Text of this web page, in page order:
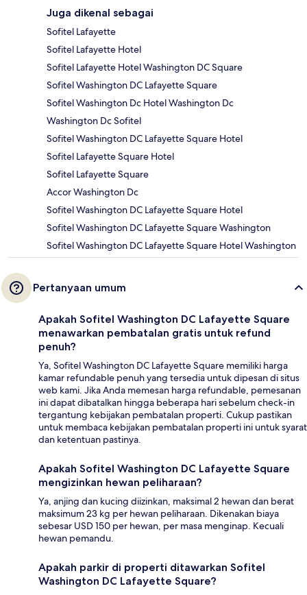
Juga dikenal sebagai
Sofitel Lafayette
Sofitel Lafayette Hotel
Sofitel Lafayette Hotel Washington DC Square
Sofitel Washington DC Lafayette Square
Sofitel Washington Dc Hotel Washington Dc
Washington Dc Sofitel
Sofitel Washington DC Lafayette Square Hotel
Sofitel Lafayette Square Hotel
Sofitel Lafayette Square
Accor Washington Dc
Sofitel Washington DC Lafayette Square Hotel
Sofitel Washington DC Lafayette Square Washington
Sofitel Washington DC Lafayette Square Hotel Washington
Pertanyaan umum
Apakah Sofitel Washington DC Lafayette Square
menawarkan pembatalan gratis untuk refund
penuh?
Ya, Sofitel Washington DC Lafayette Square memiliki harga
kamar refundable penuh yang tersedia untuk dipesan di situs
web kami. Jika Anda memesan harga refundable, pemesanan
ini dapat dibatalkan hingga beberapa hari sebelum check-in
tergantung kebijakan pembatalan properti. Cukup pastikan
untuk membaca kebijakan pembatalan properti ini untuk syarat
dan ketentuan pastinya.
Apakah Sofitel Washington DC Lafayette Square
mengizinkan hewan peliharaan?
Ya, anjing dan kucing diizinkan, maksimal 2 hewan dan berat
maksimum 23 kg per hewan peliharaan. Dikenakan biaya
sebesar USD 150 per hewan, per masa menginap. Kecuali
hewan pemandu.
Apakah parkir di properti ditawarkan Sofitel
Washington DC Lafayette Square?